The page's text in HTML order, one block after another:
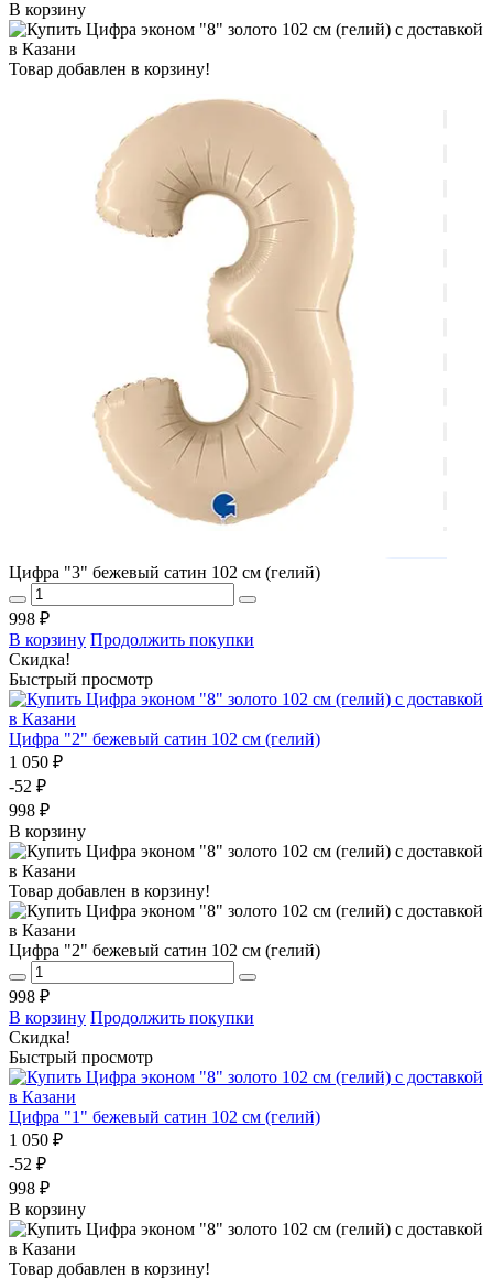
В корзину
Товар добавлен в корзину!
Цифра "3" бежевый сатин 102 см (гелий)
998 ₽
В корзину Продолжить покупки
Скидка!
Быстрый просмотр
Цифра "2" бежевый сатин 102 см (гелий)
1 050 ₽
-52 ₽
998 ₽
В корзину
Товар добавлен в корзину!
Цифра "2" бежевый сатин 102 см (гелий)
998 ₽
В корзину Продолжить покупки
Скидка!
Быстрый просмотр
Цифра "1" бежевый сатин 102 см (гелий)
1 050 ₽
-52 ₽
998 ₽
В корзину
Товар добавлен в корзину!